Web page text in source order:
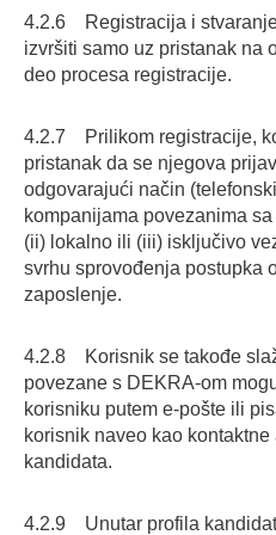
4.2.6 Registracija i
izvršiti samo uz pristanak na
deo procesa registracije.
4.2.7 Prilikom registracije,
pristanak da se njegova
odgovarajući način
kompanijama povezanima
(ii) lokalno ili (iii) isključivo
svrhu sprovođenja postupka
zaposlenje.
4.2.8 Korisnik se takođe
povezane s DEKRA-om
korisniku putem e-pošte ili
korisnik naveo kao
kandidata.
4.2.9 Unutar profila